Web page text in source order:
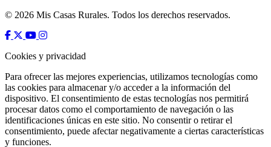
© 2026 Mis Casas Rurales. Todos los derechos reservados.
Cookies y privacidad
Para ofrecer las mejores experiencias, utilizamos tecnologías como
las cookies para almacenar y/o acceder a la información del
dispositivo. El consentimiento de estas tecnologías nos permitirá
procesar datos como el comportamiento de navegación o las
identificaciones únicas en este sitio. No consentir o retirar el
consentimiento, puede afectar negativamente a ciertas características
y funciones.